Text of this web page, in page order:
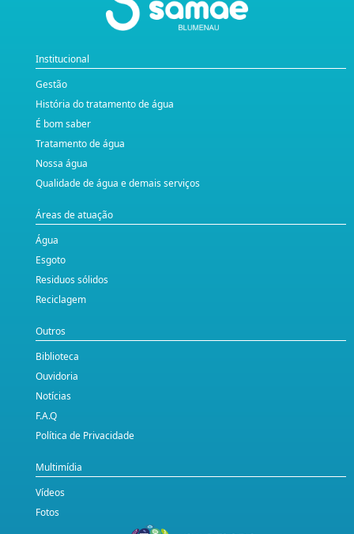
Institucional
Gestão
História do tratamento de água
É bom saber
Tratamento de água
Nossa água
Qualidade de água e demais serviços
Áreas de atuação
Água
Esgoto
Residuos sólidos
Reciclagem
Outros
Biblioteca
Ouvidoria
Notícias
F.A.Q
Política de Privacidade
Multimídia
Vídeos
Fotos